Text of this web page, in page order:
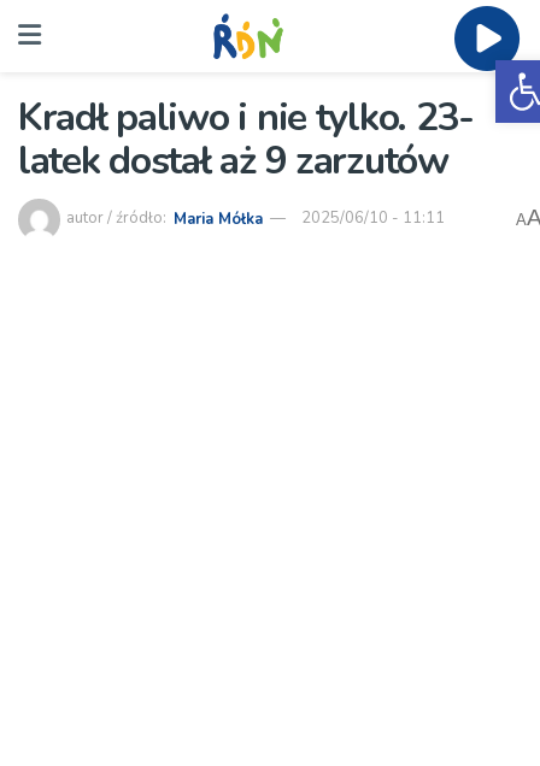
Kradł paliwo i nie tylko. 23-
latek dostał aż 9 zarzutów
autor / źródło: Maria Mółka 2025/06/10 - 11:11 A